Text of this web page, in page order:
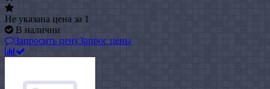
Не указана цена за 1
В наличии
Запросить ценуЗапрос цены